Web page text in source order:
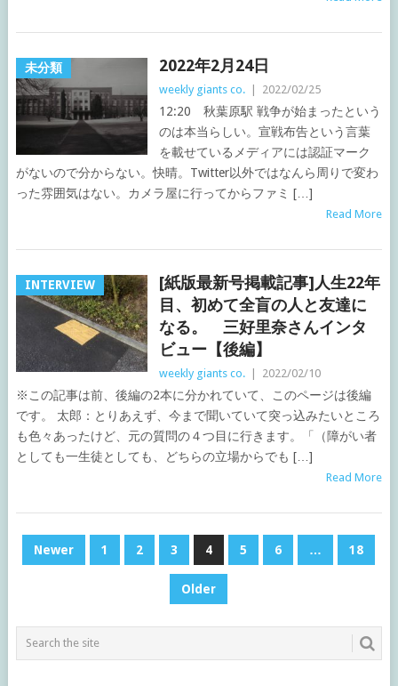
未分類 2022年2月24日
weekly giants co. 2022/02/25
12:20 秋葉原駅 戦争が始まったという
のは本当らしい。宣戦布告という言葉
を載せているメディアには認証マーク
がないので分からない。快晴。Twitter以外ではなんら周りで変わ
った雰囲気はない。カメラ屋に行ってからファミ […]
Read More
INTERVIEW
[紙版最新号掲載記事]人生22年
目、初めて全盲の人と友達に
なる。 三好里奈さんインタ
ビュー【後編】
weekly giants co. 2022/02/10
※この記事は前、後編の2本に分かれていて、このページは後編
です。 太郎：とりあえず、今まで聞いていて突っ込みたいところ
も色々あったけど、元の質問の４つ目に行きます。「（障がい者
としても一生徒としても、どちらの立場からでも […]
Read More
投
ビ
ゲ
Newer 1 2 3 4 5 6 … 18
Older